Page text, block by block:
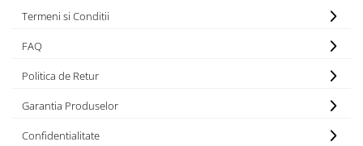
Mese de jocuri
MOBILIER URBAN
Panouri pentru informare/Marcaje
Termeni si Conditii
FAQ
Politica de Retur
Garantia Produselor
Confidentialitate